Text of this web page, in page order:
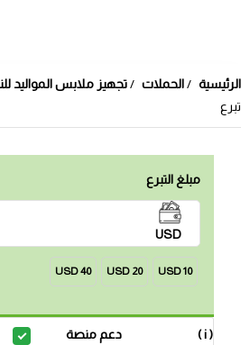
الرئيسية الحملات
تجهيز ملابس المواليد
تبرع
مبلغ التبرع
USD
10 USD
20 USD
40 USD
دعم منصة
( i )